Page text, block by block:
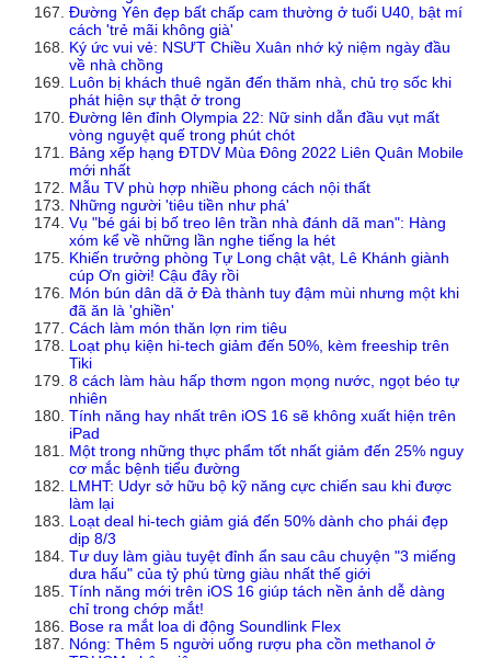
Đường Yên đẹp bất chấp cam thường ở tuổi U40, bật mí
cách 'trẻ mãi không già'
Ký ức vui vẻ: NSƯT Chiều Xuân nhớ kỷ niệm ngày đầu
về nhà chồng
Luôn bị khách thuê ngăn đến thăm nhà, chủ trọ sốc khi
phát hiện sự thật ở trong
Đường lên đỉnh Olympia 22: Nữ sinh dẫn đầu vụt mất
vòng nguyệt quế trong phút chót
Bảng xếp hạng ĐTDV Mùa Đông 2022 Liên Quân Mobile
mới nhất
Mẫu TV phù hợp nhiều phong cách nội thất
Những người 'tiêu tiền như phá'
Vụ "bé gái bị bố treo lên trần nhà đánh dã man": Hàng
xóm kể về những lần nghe tiếng la hét
Khiến trưởng phòng Tự Long chật vật, Lê Khánh giành
cúp Ơn giời! Cậu đây rồi
Món bún dân dã ở Đà thành tuy đậm mùi nhưng một khi
đã ăn là 'ghiền'
Cách làm món thăn lợn rim tiêu
Loạt phụ kiện hi-tech giảm đến 50%, kèm freeship trên
Tiki
8 cách làm hàu hấp thơm ngon mọng nước, ngọt béo tự
nhiên
Tính năng hay nhất trên iOS 16 sẽ không xuất hiện trên
iPad
Một trong những thực phẩm tốt nhất giảm đến 25% nguy
cơ mắc bệnh tiểu đường
LMHT: Udyr sở hữu bộ kỹ năng cực chiến sau khi được
làm lại
Loạt deal hi-tech giảm giá đến 50% dành cho phái đẹp
dịp 8/3
Tư duy làm giàu tuyệt đỉnh ẩn sau câu chuyện "3 miếng
dưa hấu" của tỷ phú từng giàu nhất thế giới
Tính năng mới trên iOS 16 giúp tách nền ảnh dễ dàng
chỉ trong chớp mắt!
Bose ra mắt loa di động Soundlink Flex
Nóng: Thêm 5 người uống rượu pha cồn methanol ở